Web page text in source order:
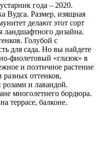
года – 2020.
Вудса. Размер, изящная
делают этот сорт
ландшафтного дизайна.
Голубой с
для сада. Но вы найдете
фиолетовый «глазок» в
и поэтичное растение
разных оттенков,
и лавандой.
многолетнего бордюра.
террасе, балконе.